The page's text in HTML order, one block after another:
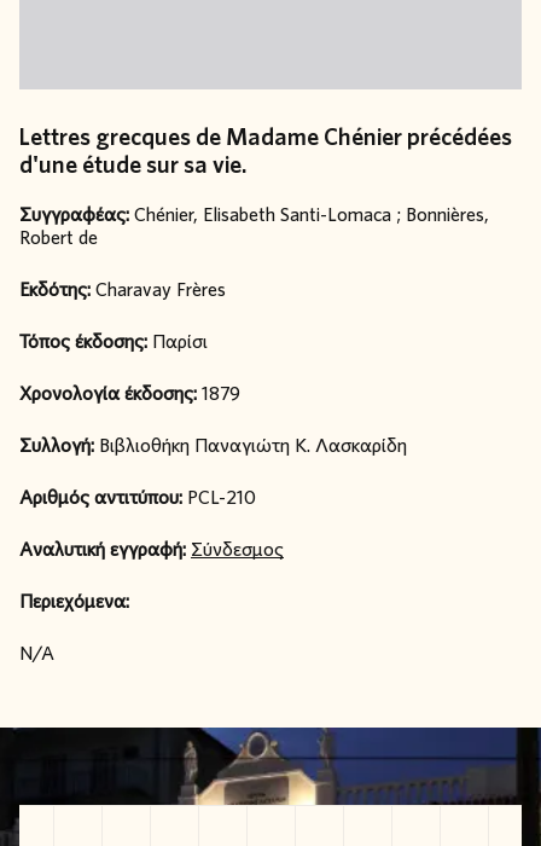
Lettres grecques de Madame Chénier précédées
d'une étude sur sa vie.
Συγγραφέας:Chénier, Elisabeth Santi-Lomaca ; Bonnières,
Robert de
Εκδότης:Charavay Frères
Τόπος έκδοσης: Παρίσι
Χρονολογία έκδοσης:1879
Συλλογή: Βιβλιοθήκη Παναγιώτη Κ. Λασκαρίδη
Αριθμός αντιτύπου: PCL-210
Αναλυτική εγγραφή: Σύνδεσμος
Περιεχόμενα:
N/A